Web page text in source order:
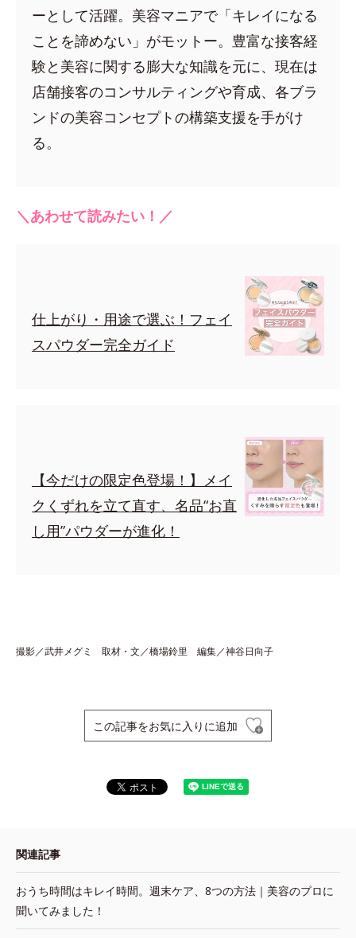
ーとして活躍。美容マニアで「キレイになる
ことを諦めない」がモットー。豊富な接客経
験と美容に関する膨大な知識を元に、現在は
店舗接客のコンサルティングや育成、各ブラ
ンドの美容コンセプトの構築支援を手がけ
る。
＼あわせて読みたい！／
仕上がり・用途で選ぶ！フェイ
スパウダー完全ガイド
【今だけの限定色登場！】メイ
クくずれを立て直す、名品“お直
し用”パウダーが進化！
撮影／武井メグミ 取材・文／橋場鈴里 編集／神谷日向子
この記事をお気に入りに追加
関連記事
おうち時間はキレイ時間。週末ケア、8つの方法｜美容のプロに
聞いてみました！